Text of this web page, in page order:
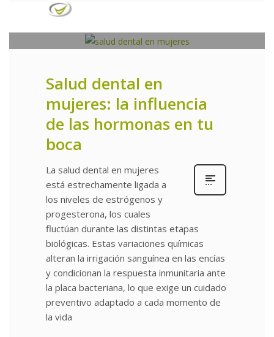
Salud dental en
mujeres: la influencia
de las hormonas en tu
boca
La salud dental en mujeres
está estrechamente ligada a
los niveles de estrógenos y
progesterona, los cuales
fluctúan durante las distintas etapas
biológicas. Estas variaciones químicas
alteran la irrigación sanguínea en las encías
y condicionan la respuesta inmunitaria ante
la placa bacteriana, lo que exige un cuidado
preventivo adaptado a cada momento de
la vida